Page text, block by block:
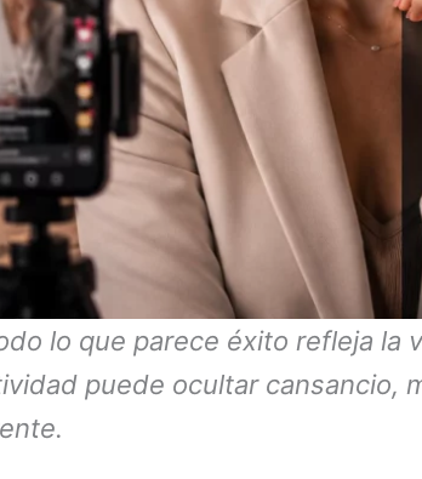
lo que parece éxito refleja la
puede ocultar cansancio,